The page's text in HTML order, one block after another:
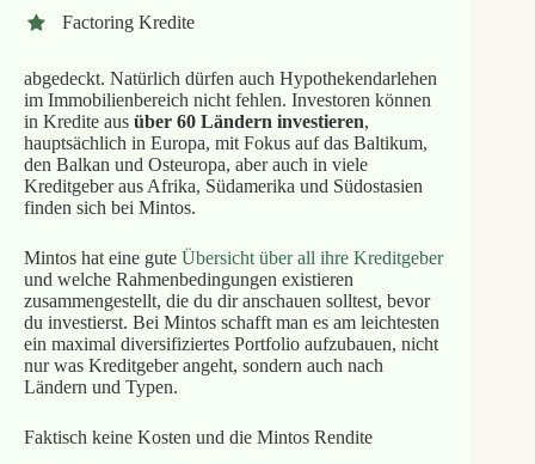
Factoring Kredite
abgedeckt. Natürlich dürfen auch Hypothekendarlehen
im Immobilienbereich nicht fehlen. Investoren können
in Kredite aus über 60 Ländern investieren,
hauptsächlich in Europa, mit Fokus auf das Baltikum,
den Balkan und Osteuropa, aber auch in viele
Kreditgeber aus Afrika, Südamerika und Südostasien
finden sich bei Mintos.
Mintos hat eine gute Übersicht über all ihre Kreditgeber
und welche Rahmenbedingungen existieren
zusammengestellt, die du dir anschauen solltest, bevor
du investierst. Bei Mintos schafft man es am leichtesten
ein maximal diversifiziertes Portfolio aufzubauen, nicht
nur was Kreditgeber angeht, sondern auch nach
Ländern und Typen.
Faktisch keine Kosten und die Mintos Rendite